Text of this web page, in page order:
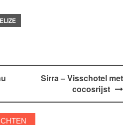
Sirra – Visschotel met
cocosrijst